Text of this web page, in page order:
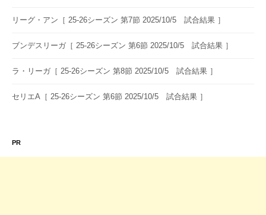
リーグ・アン［ 25-26シーズン 第7節 2025/10/5 試合結果 ］
ブンデスリーガ［ 25-26シーズン 第6節 2025/10/5 試合結果 ］
ラ・リーガ［ 25-26シーズン 第8節 2025/10/5 試合結果 ］
セリエA［ 25-26シーズン 第6節 2025/10/5 試合結果 ］
PR